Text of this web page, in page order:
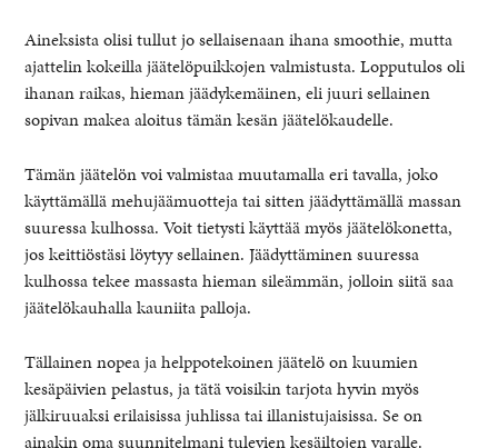
Aineksista olisi tullut jo sellaisenaan ihana smoothie, mutta
ajattelin kokeilla jäätelöpuikkojen valmistusta. Lopputulos oli
ihanan raikas, hieman jäädykemäinen, eli juuri sellainen
sopivan makea aloitus tämän kesän jäätelökaudelle.
Tämän jäätelön voi valmistaa muutamalla eri tavalla, joko
käyttämällä mehujäämuotteja tai sitten jäädyttämällä massan
suuressa kulhossa. Voit tietysti käyttää myös jäätelökonetta,
jos keittiöstäsi löytyy sellainen. Jäädyttäminen suuressa
kulhossa tekee massasta hieman sileämmän, jolloin siitä saa
jäätelökauhalla kauniita palloja.
Tällainen nopea ja helppotekoinen jäätelö on kuumien
kesäpäivien pelastus, ja tätä voisikin tarjota hyvin myös
jälkiruuaksi erilaisissa juhlissa tai illanistujaisissa. Se on
ainakin oma suunnitelmani tulevien kesäiltojen varalle.